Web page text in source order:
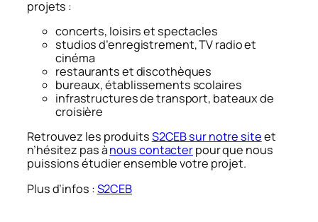
projets :
concerts, loisirs et spectacles
studios d’enregistrement, TV radio et
cinéma
restaurants et discothèques
bureaux, établissements scolaires
infrastructures de transport, bateaux de
croisière
Retrouvez les produitsS2CEB sur notre siteet
n’hésitez pas ànous contacterpour que nous
puissions étudier ensemble votre projet.
Plus d’infos :S2CEB